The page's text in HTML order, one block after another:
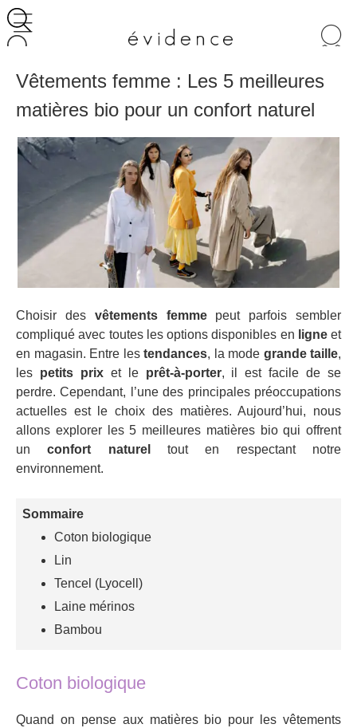
Vêtements femme : Les 5 meilleures
matières bio pour un confort naturel
Choisir des vêtements femmepeut parfois sembler
compliqué avec toutes les options disponibles en ligneet
en magasin. Entre les tendances, la mode grande taille,
les petits prixet le prêt-à-porter, il est facile de se
perdre. Cependant, l’une des principales préoccupations
actuelles est le choix des matières. Aujourd’hui, nous
allons explorer les 5 meilleures matières bio qui offrent
unconfort naturel
tout en respectant notre
environnement.
Sommaire
Coton biologique
Lin
Tencel (Lyocell)
Laine mérinos
Bambou
Coton biologique
Quand on pense aux matières bio pour les vêtements